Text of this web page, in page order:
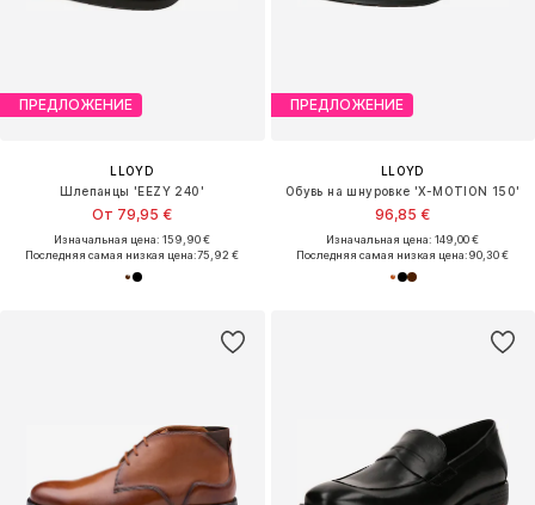
ПРЕДЛОЖЕНИЕ
LLOYD
Шлепанцы 'EEZY 240'
От 79,95 €
Изначальная цена: 159,90 €
Последняя самая низкая цена:75,92 €
ПРЕДЛОЖЕНИЕ
LLOYD
Обувь на шнуровке 'X-MOTION 150'
96,85 €
Изначальная цена: 149,00 €
Последняя самая низкая цена:90,30 €